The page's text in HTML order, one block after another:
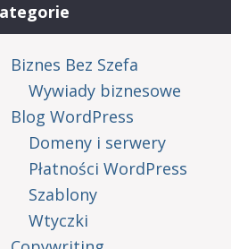
Biznes Bez Szefa
Wywiady biznesowe
Blog WordPress
Domeny i serwery
Płatności WordPress
Szablony
Wtyczki